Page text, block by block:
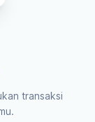
transaksi